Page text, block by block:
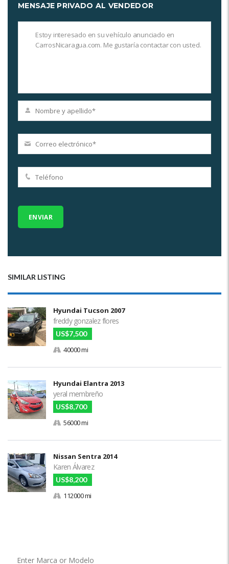
MENSAJE PRIVADO AL VENDEDOR
SIMILAR LISTING
Hyundai Tucson 2007
freddy gonzalez flores
US$7,500
40000 mi
Hyundai Elantra 2013
yeral membreño
US$8,700
56000 mi
Nissan Sentra 2014
Karen Álvarez
US$8,200
112000 mi